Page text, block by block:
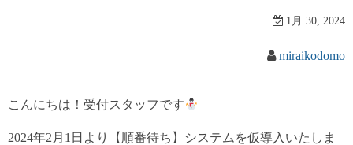
1月 30, 2024
miraikodomo
こんにちは！受付スタッフです
2024年2月1日より【順番待ち】システムを仮導入いたしま